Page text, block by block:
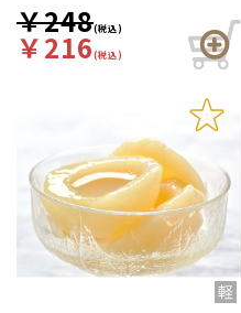
￥248(税込)
￥216(税込)